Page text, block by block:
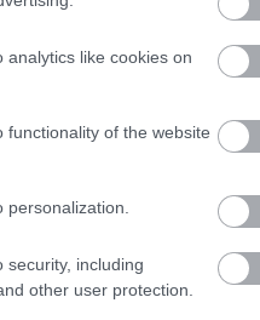
like cookies on
of the website
security, including
other user protection.